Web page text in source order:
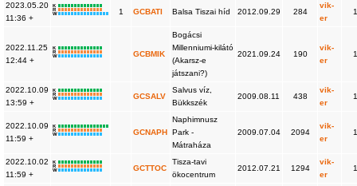
2023.05.20
11:36 +
K
R
W
1 GCBATI Balsa Tiszai híd 2012.09.29 284
vik-
er
2022.11.25
12:44 +
K
R
W
GCBMIK
Bogácsi
Millenniumi-kilátó
(Akarsz-e
játszani?)
2021.09.24 190
vik-
er
2022.10.09
13:59 +
K
R
W
GCSALV
Salvus víz,
Bükkszék
2009.08.11 438
vik-
er
2022.10.09
11:59 +
K
R
W
GCNAPH
Naphimnusz
Park -
Mátraháza
2009.07.04 2094
vik-
er
2022.10.02
11:59 +
K
R
W
GCTTOC
Tisza-tavi
ökocentrum
2012.07.21 1294
vik-
er